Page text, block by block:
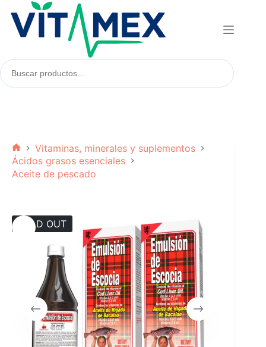
contenido
Buscar
productos:
Inicio
Vitaminas, minerales y suplementos
Ácidos grasos esenciales
Aceite de pescado
SOLD OUT